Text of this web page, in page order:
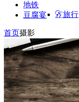
旅行
摘玉
文案
地铁
豆腐宴
首页摄影